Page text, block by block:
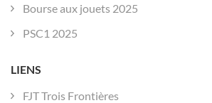
Bourse aux jouets 2025
PSC1 2025
LIENS
FJT Trois Frontières